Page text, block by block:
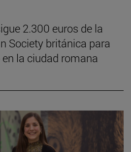
2.300 euros de la
Society británica para
la ciudad romana